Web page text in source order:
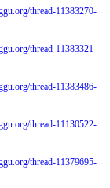
thread-11383270-
thread-11383321-
thread-11383486-
thread-11130522-
thread-11379695-